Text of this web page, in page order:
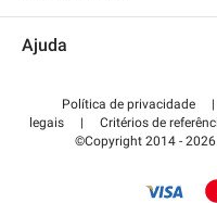
Torne-se um membro
Ajuda
Centro de apoio
Como é que funciona?
Pagar o estacionamento
Política de privacidade |
legais
| Critérios de
©Copyright 2014 -